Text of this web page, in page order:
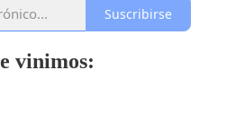
Suscribirse
vinimos: